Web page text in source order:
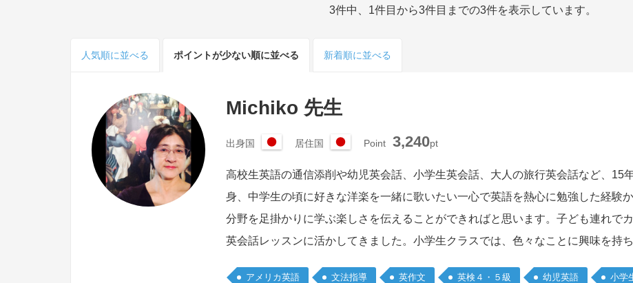
3件中、1件目から3件目までの3件を表示しています。
人気順に並べる ポイントが少ない順に並べる 新着順に並べる
Michiko 先生
出身国
日
本
居住国
日
本
Point 3,240pt
高校生英語の通信添削や幼児英会話、小学生英会話、大人の旅行英会話など、15
身、中学生の頃に好きな洋楽を一緒に歌いたい一心で英語を熱心に勉強した経験
分野を足掛かりに学ぶ楽しさを伝えることができればと思います。子ども連れで
英会話レッスンに活かしてきました。小学生クラスでは、色々なことに興味を持
アメリカ英語 文法指導 英作文 英検４・５級 幼児英語 小学